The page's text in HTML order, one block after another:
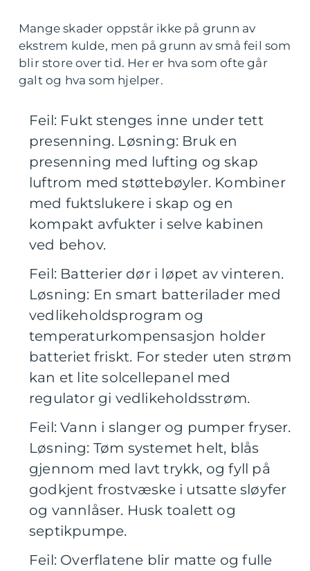
Mange skader oppstår ikke på grunn av
ekstrem kulde, men på grunn av små feil som
blir store over tid. Her er hva som ofte går
galt og hva som hjelper.
Feil: Fukt stenges inne under tett
presenning. Løsning: Bruk en
presenning med lufting og skap
luftrom med støttebøyler. Kombiner
med fuktslukere i skap og en
kompakt avfukter i selve kabinen
ved behov.
Feil: Batterier dør i løpet av vinteren.
Løsning: En smart batterilader med
vedlikeholdsprogram og
temperaturkompensasjon holder
batteriet friskt. For steder uten strøm
kan et lite solcellepanel med
regulator gi vedlikeholdsstrøm.
Feil: Vann i slanger og pumper fryser.
Løsning: Tøm systemet helt, blås
gjennom med lavt trykk, og fyll på
godkjent frostvæske i utsatte sløyfer
og vannlåser. Husk toalett og
septikpumpe.
Feil: Overflatene blir matte og fulle